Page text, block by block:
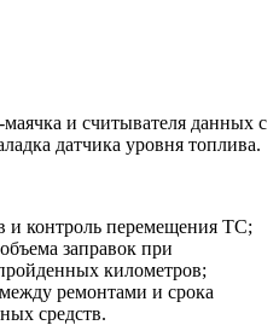
и cчитывателя данных с
датчика уровня топлива.
и контроль перемещения ТС;
заправок при
километров;
ремонтами и срока
средств.